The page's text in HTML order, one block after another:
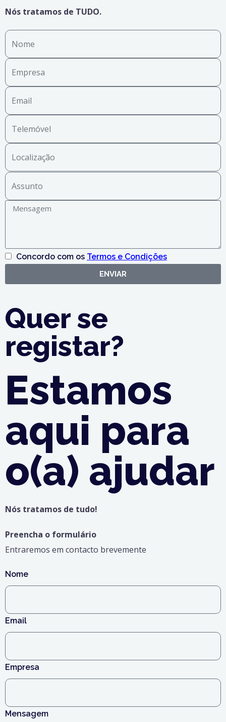
Nós tratamos de TUDO.
Concordo com os Termos e Condições
ENVIAR
Quer se
registar?
Estamos
aqui para
o(a) ajudar
Nós tratamos de tudo!
Preencha o formulário
Entraremos em contacto brevemente
Nome
Email
Empresa
Mensagem